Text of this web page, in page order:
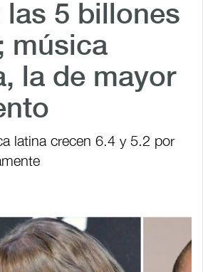
las 5 billones
música
la de mayor
latina crecen 6.4 y 5.2 por